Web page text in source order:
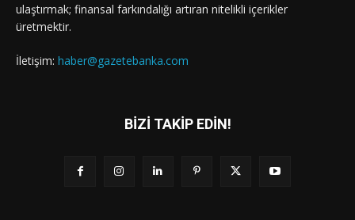
ulaştırmak; finansal farkındalığı artıran nitelikli içerikler
üretmektir.
İletişim: haber@gazetebanka.com
BİZİ TAKİP EDİN!